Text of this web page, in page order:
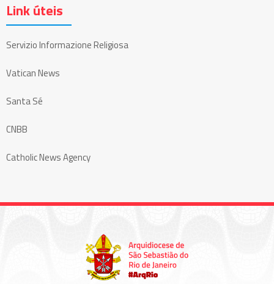
Link úteis
Servizio Informazione Religiosa
Vatican News
Santa Sé
CNBB
Catholic News Agency